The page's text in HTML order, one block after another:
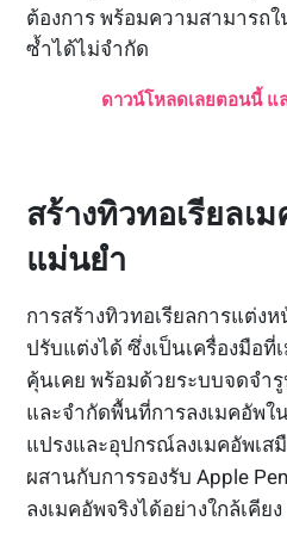
ต้องการ พร้อมความสามารถ
ซ้ำได้ไม่จำกัด
ดาวน์โหลดเลยตอนนี้ แ
สร้างทิวทอเรียลเ
แม่นยำ
การสร้างทิวทอเรียลการแต่ง
ปรับแต่งได้ ซึ่งเป็นเครื่องมือ
คุ้นเคย พร้อมด้วยระบบจดจำ
และจำกัดพื้นที่การลงเมคอัพ
แปรงและอุปกรณ์ลงเมคอัพเส
ผสานกับการรองรับ Apple
ลงเมคอัพจริงได้อย่างใกล้เคียง